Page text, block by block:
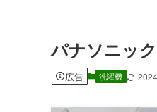
パナソニッ
広告 洗濯機